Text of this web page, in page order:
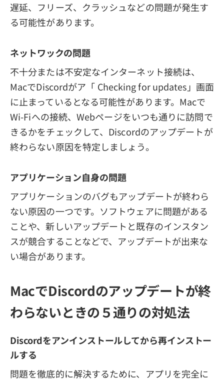
遅延、フリーズ、クラッシュなどの問題が発生す
る可能性があります。
ネットワックの問題
不十分または不安定なインターネット接続は、
MacでDiscordがア「 Checking for updates」画面
に止まっているとなる可能性があります。Macで
Wi-Fiへの接続、Webページをいつも通りに訪問で
きるかをチェックして、Discordのアップデートが
終わらない原因を特定しましょう。
アプリケーション自身の問題
アプリケーションのバグもアップデートが終わら
ない原因の一つです。ソフトウェアに問題がある
ことや、新しいアップデートと既存のインスタン
スが競合することなどで、アップデートが出来な
い場合があります。
MacでDiscordのアップデートが終
わらないときの５通りの対処法
Discordをアンインストールしてから再インストー
ルする
問題を徹底的に解決するために、アプリを完全に